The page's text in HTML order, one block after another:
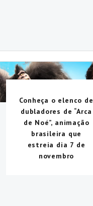
Conheça o elenco de
dubladores de “Arca
de Noé”, animação
brasileira que
estreia dia 7 de
novembro